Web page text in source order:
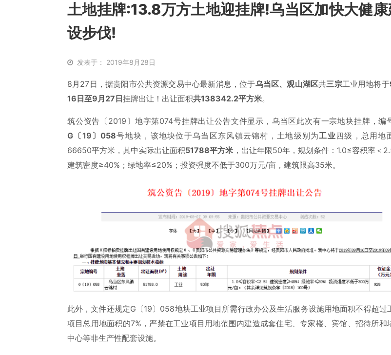
土地挂牌:13.8万方土地迎挂牌!乌当区加快大健
设步伐!
发表于： 2019年8月28日
8月27日，据贵阳市公共资源交易中心最新消息，位于乌当区、观山湖区共三宗工业用地将于
16日至9月27日挂牌出让！出让面积共138342.2平方米。
筑公资告〔2019〕地字第074号挂牌出让公告文件显示，乌当区此次有一宗地块挂牌，编
G〔19〕058号地块，该地块位于乌当区东风镇云锦村，土地级别为工业四级，总用地
66650平方米，其中实际出让面积51788平方米 ，出让年限50年，规划条件：1.0≤容积率＜
建筑密度≥40%；绿地率≤20%；投资强度不低于300万元/亩，建筑限高35米。
此外，文件还规定G〔19〕058地块工业项目所需行政办公及生活服务设施用地面积不得超过
项目总用地面积的7%，严禁在工业项目用地范围内建造成套住宅、专家楼、宾馆、招待所和
中心等非生产性配套设施。